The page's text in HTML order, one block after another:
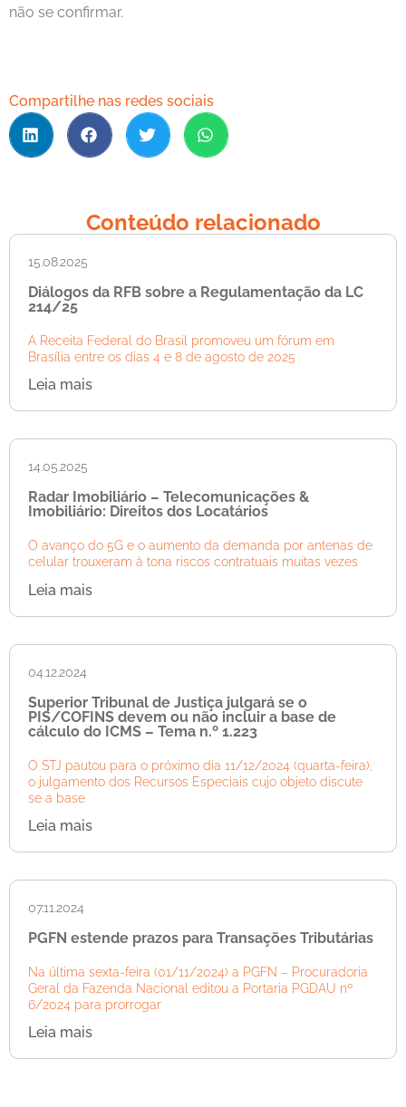
não se confirmar.
Compartilhe nas redes sociais
Conteúdo relacionado
15.08.2025
Diálogos da RFB sobre a Regulamentação da LC
214/25
A Receita Federal do Brasil promoveu um fórum em
Brasília entre os dias 4 e 8 de agosto de 2025
Leia mais
14.05.2025
Radar Imobiliário – Telecomunicações &
Imobiliário: Direitos dos Locatários
O avanço do 5G e o aumento da demanda por antenas de
celular trouxeram à tona riscos contratuais muitas vezes
Leia mais
04.12.2024
Superior Tribunal de Justiça julgará se o
PIS/COFINS devem ou não incluir a base de
cálculo do ICMS – Tema n.º 1.223
O STJ pautou para o próximo dia 11/12/2024 (quarta-feira),
o julgamento dos Recursos Especiais cujo objeto discute
se a base
Leia mais
07.11.2024
PGFN estende prazos para Transações Tributárias
Na última sexta-feira (01/11/2024) a PGFN – Procuradoria
Geral da Fazenda Nacional editou a Portaria PGDAU nº
6/2024 para prorrogar
Leia mais